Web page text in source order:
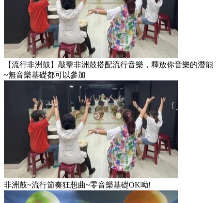
【流行非洲鼓】敲擊非洲鼓搭配流行音樂，釋放你音樂的潛能
~無音樂基礎都可以參加
非洲鼓~流行節奏狂想曲~零音樂基礎OK呦!